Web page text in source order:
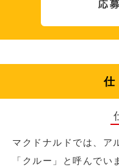
マクドナルドでは、ア
「クルー」と呼んでい